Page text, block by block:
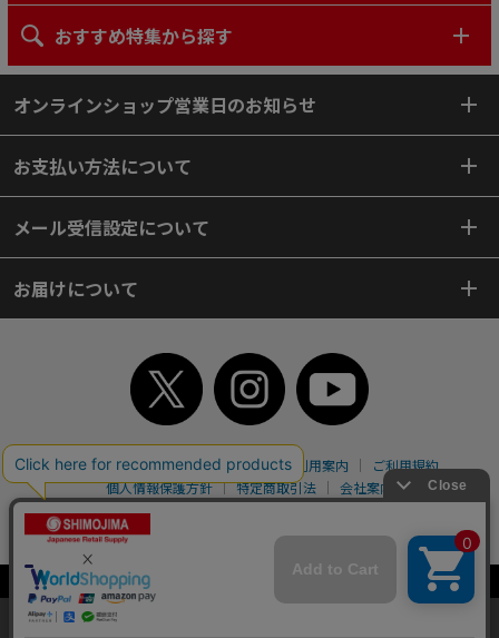
当サイトはクッキー（Cookie）を使用しています。Cookieの使用に同意いた
だける場合は「OK」をクリックしてください。
おすすめ特集から探す
オンラインショップ営業日のお知らせ
お支払い方法について
メール受信設定について
お届けについて
TOP 初めてご利用のお客様へ ご利用案内
ご利用規約
個人情報保護方針
特定商取引法
会社案内
よくあるご質問
サイトマップ
WEBカタログ 英語版TOP
Copyright© 2018 SHIMOJIMA Co.,Ltd. All Rights Reserved.